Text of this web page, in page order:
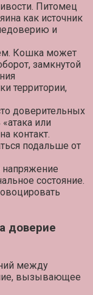
Питомец
как источник
и
Кошка может
замкнутой
территории,
доверительных
или
контакт.
подальше от
напряжение
состояние.
доверие
между
вызывающее